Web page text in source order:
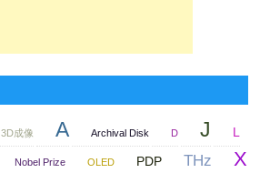
3D成像 A Archival Disk D J L
Nobel Prize OLED PDP THz X